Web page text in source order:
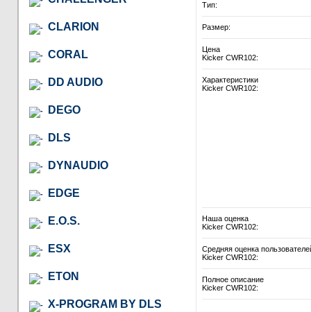
CLARION
CORAL
DD AUDIO
DEGO
DLS
DYNAUDIO
EDGE
E.O.S.
ESX
ETON
X-PROGRAM BY DLS
Тип:
Размер:
Цена
Kicker CWR102:
Характеристики
Kicker CWR102:
Наша оценка
Kicker CWR102:
Средняя оценка
Kicker CWR102:
Полное описание
Kicker CWR102: